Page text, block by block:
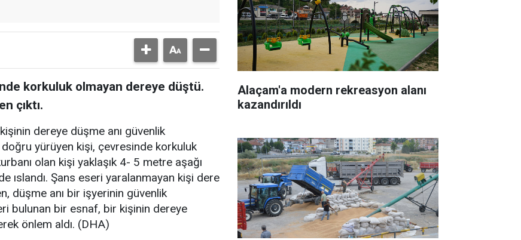
korkuluk olmayan dereye düştü.
çıktı.
dereye düşme anı güvenlik
doğru yürüyen kişi, çevresinde korkuluk
olan kişi yaklaşık 4- 5 metre aşağı
ıslandı. Şans eseri yaralanmayan kişi dere
düşme anı bir işyerinin güvenlik
bulunan bir esnaf, bir kişinin dereye
önlem aldı. (DHA)
Alaçam'a modern rekreasyon alanı
kazandırıldı